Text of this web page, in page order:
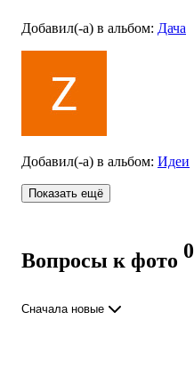
Добавил(-а) в альбом: Дача
Добавил(-а) в альбом: Идеи
Показать ещё
Вопросы к фото 0
Сначала новые